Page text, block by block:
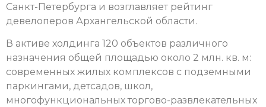
Санкт-Петербурга и возглавляет рейтинг
девелоперов Архангельской области.
В активе холдинга 120 объектов различного
назначения общей площадью около 2 млн. кв. м:
современных жилых комплексов с подземными
паркингами, детсадов, школ,
многофункциональных торгово-развлекательных